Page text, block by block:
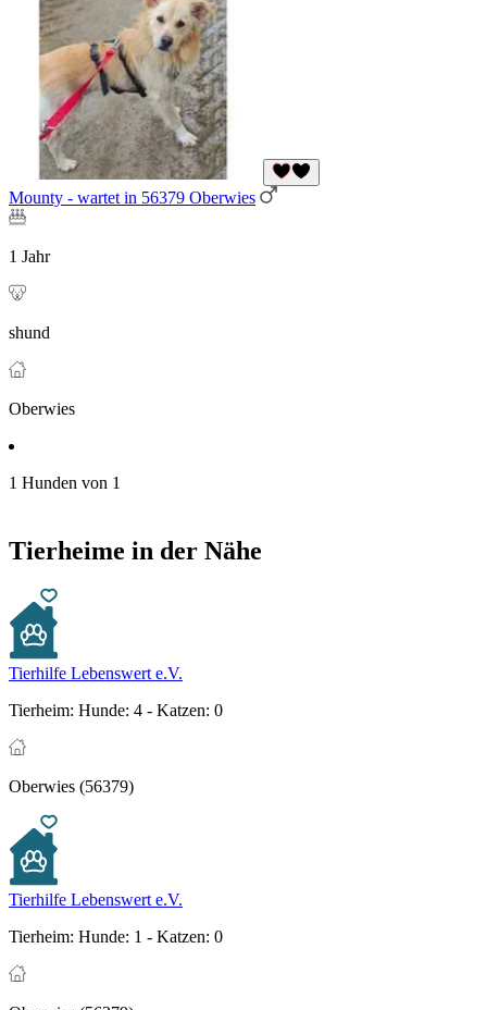
Mounty - wartet in 56379 Oberwies
1 Jahr
shund
Oberwies
1 Hunden von 1
Tierheime in der Nähe
Tierhilfe Lebenswert e.V.
Tierheim: Hunde: 4 - Katzen: 0
Oberwies (56379)
Tierhilfe Lebenswert e.V.
Tierheim: Hunde: 1 - Katzen: 0